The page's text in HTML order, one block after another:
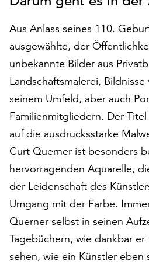
„Alle
akzeptieren“,
um
alle
Cookies
akzeptieren.
Sie
können
Ihr
jederzeit
ändern
und
widerrufen.
Dafür
steht
Ihnen
Aus Anlass seines 110.
ausgewählte, der
unbekannte Bilder aus
Landschaftsmalerei,
seinem Umfeld, aber auch
Familienmitgliedern. Der
auf die ausdrucksstarke
Curt Querner ist besonders
hervorragenden Aquarelle,
der Leidenschaft des
Umgang mit der Farbe.
Querner selbst in seinen
Tagebüchern, wie dankbar
sehen, wie ein Künstler